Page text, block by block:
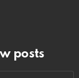
posts